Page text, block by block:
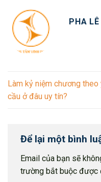
PHA
Làm kỷ niệm chương theo
cầu ở đâu uy tín?
Để lại một bình
Email của bạn sẽ
trường bắt buộc được